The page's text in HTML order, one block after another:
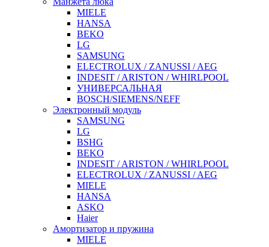
MIELE
HANSA
BEKO
LG
SAMSUNG
ELECTROLUX / ZANUSSI / AEG
INDESIT / ARISTON / WHIRLPOOL
УНИВЕРСАЛЬНАЯ
BOSCH/SIEMENS/NEFF
Электронный модуль
SAMSUNG
LG
BSHG
BEKO
INDESIT / ARISTON / WHIRLPOOL
ELECTROLUX / ZANUSSI / AEG
MIELE
HANSA
ASKO
Haier
Амортизатор и пружина
MIELE